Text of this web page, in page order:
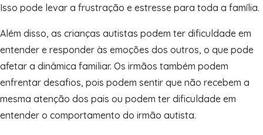
Isso pode levar a frustração e estresse para toda a família.
Além disso, as crianças autistas podem ter dificuldade em
entender e responder às emoções dos outros, o que pode
afetar a dinâmica familiar. Os irmãos também podem
enfrentar desafios, pois podem sentir que não recebem a
mesma atenção dos pais ou podem ter dificuldade em
entender o comportamento do irmão autista.